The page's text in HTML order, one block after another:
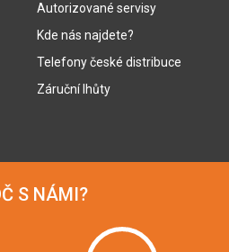
Autorizované servisy
Kde nás najdete?
Telefony české distribuce
Záruční lhůty
S NÁMI?